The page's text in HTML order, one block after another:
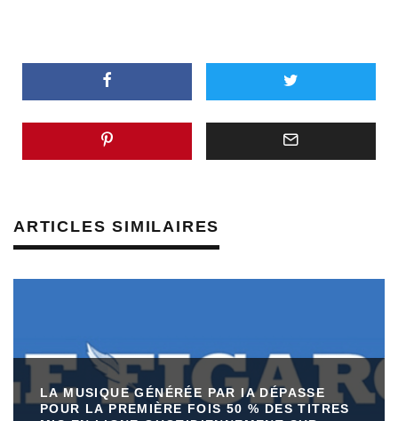
ARTICLES SIMILAIRES
LA MUSIQUE GÉNÉRÉE PAR IA DÉPASSE
POUR LA PREMIÈRE FOIS 50 % DES TITRES